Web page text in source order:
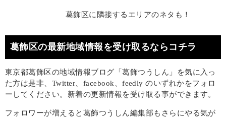
葛飾区に隣接するエリアのネタも！
葛飾区の最新地域情報を受け取るならコチラ
東京都葛飾区の地域情報ブログ「葛飾つうしん」を気に入っ
た方は是非、Twitter、facebook、feedly のいずれかをフォロ
ーしてください。新着の更新情報を受け取る事ができます。
フォロワーが増えると葛飾つうしん編集部もさらにやる気が